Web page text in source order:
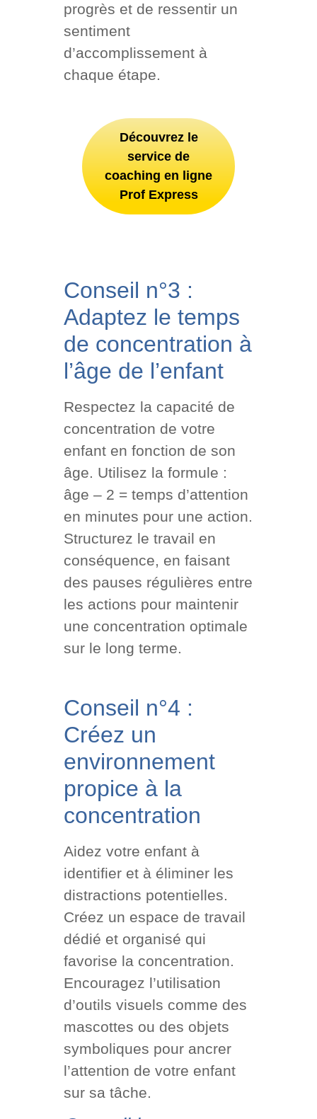
progrès et de ressentir un
sentiment
d’accomplissement à
chaque étape.
Découvrez le
service de
coaching en ligne
Prof Express
Conseil n°3 :
Adaptez le temps
de concentration à
l’âge de l’enfant
Respectez la capacité de
concentration de votre
enfant en fonction de son
âge. Utilisez la formule :
âge – 2 = temps d’attention
en minutes pour une action.
Structurez le travail en
conséquence, en faisant
des pauses régulières entre
les actions pour maintenir
une concentration optimale
sur le long terme.
Conseil n°4 :
Créez un
environnement
propice à la
concentration
Aidez votre enfant à
identifier et à éliminer les
distractions potentielles.
Créez un espace de travail
dédié et organisé qui
favorise la concentration.
Encouragez l’utilisation
d’outils visuels comme des
mascottes ou des objets
symboliques pour ancrer
l’attention de votre enfant
sur sa tâche.